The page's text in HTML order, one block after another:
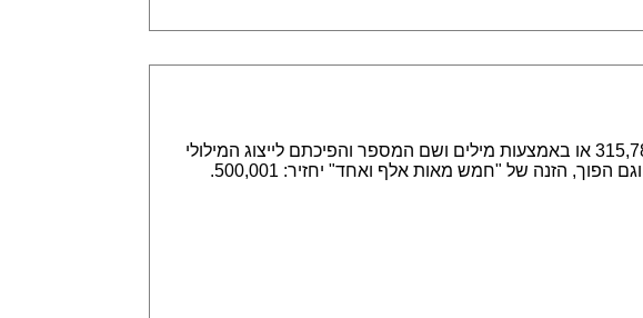
מערכת לעבודה עם מספרים במילים. מאפשר הזנה של מספרים באמצעות ספרות, לדוגמא 315,789 או באמצעות מילים ושם המספר והפיכתם לייצוג המילולי
או המספרי. הזנה של 315,789 תחזיר שלוש מאות חמש עשרה אלף ושבע מאות שמונים תשע. וגם הפוך, הזנה של "חמש מאות אלף ואחד" יחזיר: 500,001.